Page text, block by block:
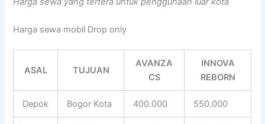
Harga sewa mobil Drop only
ASAL TUJUAN
AVANZA
CS
INNOVA
REBORN
Depok Bogor Kota 400.000 550.000